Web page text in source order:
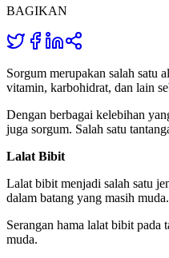
BAGIKAN
Sorgum merupakan salah satu
vitamin, karbohidrat, dan lain
Dengan berbagai kelebihan
juga sorgum. Salah satu
Lalat Bibit
Lalat bibit menjadi salah satu
dalam batang yang masih
Serangan hama lalat bibit pada
muda.